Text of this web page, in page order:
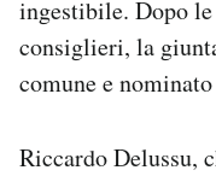
ingestibile. Dopo
consiglieri, la
comune e
Riccardo Delussu,